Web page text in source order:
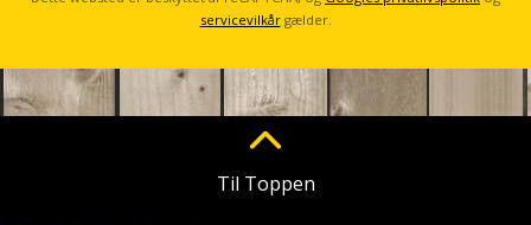
Mursten
Landmålerstok
Flamingoskærer
Grill
servicevilkårgælder.
Til Toppen